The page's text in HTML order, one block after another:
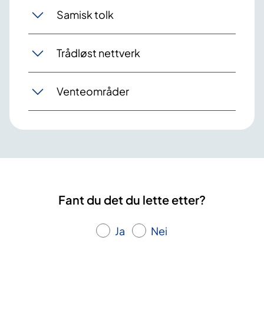
Samisk tolk
Trådløst nettverk
Venteområder
Fant du det du lette etter?
Ja Nei